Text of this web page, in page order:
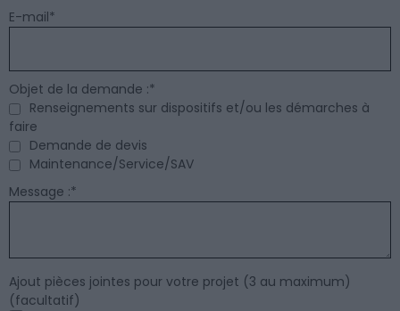
E-mail*
Objet de la demande :*
Renseignements sur dispositifs et/ou les démarches à
faire
Demande de devis
Maintenance/Service/SAV
Message :*
Ajout pièces jointes pour votre projet (3 au maximum)
(facultatif)